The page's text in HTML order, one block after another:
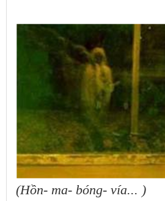
(Hồn- ma- bóng- vía... )